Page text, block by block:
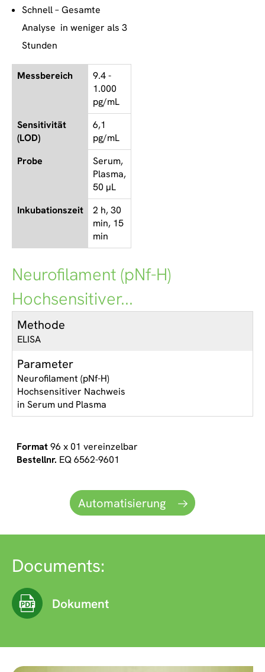
Schnell – Gesamte
Analyse in weniger als 3
Stunden
Messbereich
9.4 -
1.000
pg/mL
Sensitivität
(LOD)
6,1
pg/mL
Probe
Serum,
Plasma,
50 µL
Inkubationszeit
2 h, 30
min, 15
min
Neurofilament (pNf-H)
Hochsensitiver...
Methode
ELISA
Parameter
Neurofilament (pNf-H)
Hochsensitiver Nachweis
in Serum und Plasma
96 x 01 vereinzelbar
EQ 6562-9601
Automatisierung
Documents:
Dokument